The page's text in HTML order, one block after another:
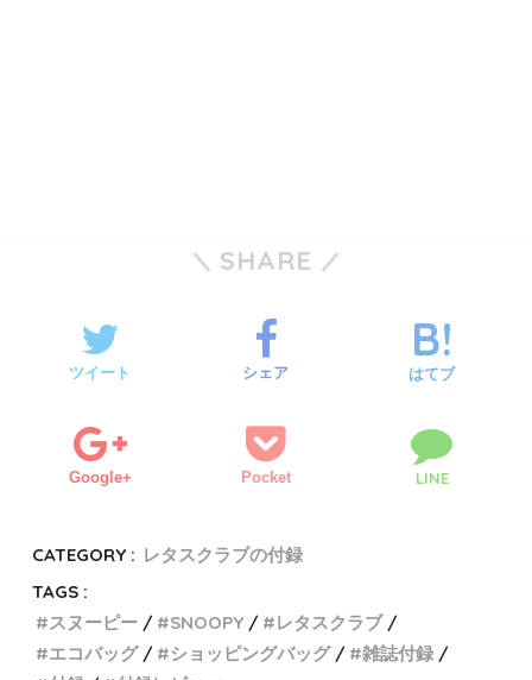
SHARE
ツイート シェア はてブ
Google+ Pocket LINE
CATEGORY : レタスクラブの付録
TAGS :
スヌーピー
SNOOPY
レタスクラブ
エコバッグ
ショッピングバッグ
雑誌付録